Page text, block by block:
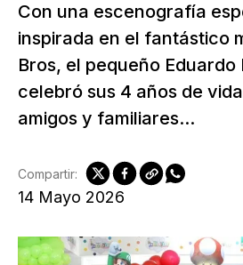
Con una escenografía
inspirada en el fantástico
Bros, el pequeño Eduardo
celebró sus 4 años de
amigos y familiares...
14 Mayo 2026
Compartir: